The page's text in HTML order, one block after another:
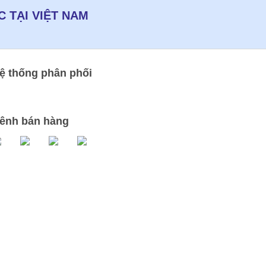
TẠI VIỆT NAM
thống phân phối
bán hàng